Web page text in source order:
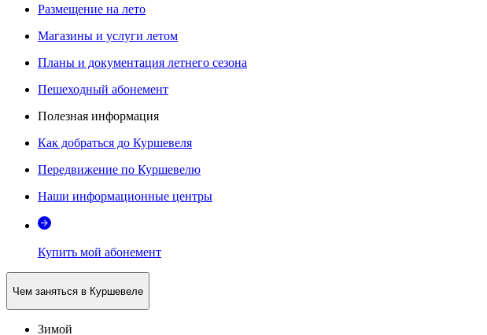
Размещение на лето
Магазины и услуги летом
Планы и документация летнего сезона
Пешеходный абонемент
Полезная информация
Как добраться до Куршевеля
Передвижение по Куршевелю
Наши информационные центры
Купить мой абонемент
Чем заняться в Куршевеле
Зимой